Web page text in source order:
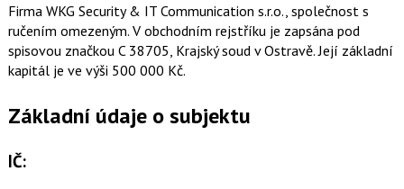
Firma WKG Security & IT Communication s.r.o., společnost s
ručením omezeným. V obchodním rejstříku je zapsána pod
spisovou značkou C 38705, Krajský soud v Ostravě. Její základní
kapitál je ve výši 500 000 Kč.
Základní údaje o subjektu
IČ: